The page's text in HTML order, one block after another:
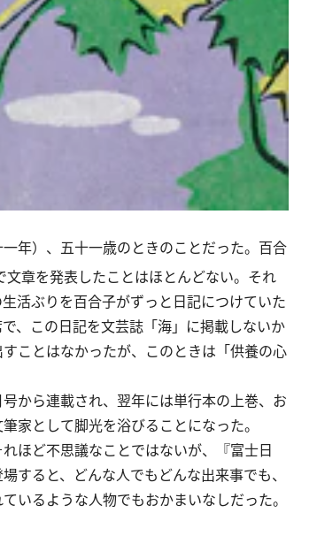
年）、五十一歳のときのことだった。百合
章を発表したことはほとんどない。それ
活ぶりを百合子がずっと日記につけていた
、この日記を文芸誌「海」に掲載しないか
ことはなかったが、このときは「供養の心
から連載され、翌年には単行本の上巻、お
家として脚光を浴びることになった。
ほど不思議なことではないが、『富士日
すると、どんな人でもどんな出来事でも、
いるような人物でもおかまいなしだった。